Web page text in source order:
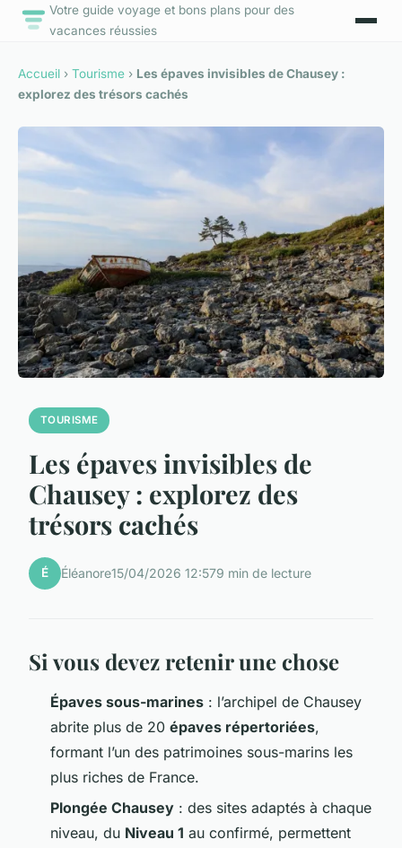
Votre guide voyage et bons plans pour des
vacances réussies
Accueil › Tourisme › Les épaves invisibles de Chausey :
explorez des trésors cachés
TOURISME
Les épaves invisibles de
Chausey : explorez des
trésors cachés
É Éléanore15/04/2026 12:579 min de lecture
Si vous devez retenir une chose
Épaves sous-marines : l’archipel de Chausey
abrite plus de 20 épaves répertoriées,
formant l’un des patrimoines sous-marins les
plus riches de France.
Plongée Chausey : des sites adaptés à chaque
niveau, du Niveau 1 au confirmé, permettent